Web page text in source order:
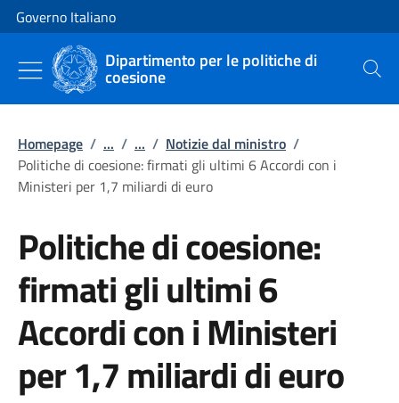
Vai al contenuto
Vai alla navigazione del sito
Governo Italiano
Dipartimento per le politiche di
coesione Cerca
Homepage / ... / ... / Notizie dal ministro /
Politiche di coesione: firmati gli ultimi 6 Accordi con i
Ministeri per 1,7 miliardi di euro
Politiche di coesione:
firmati gli ultimi 6
Accordi con i Ministeri
per 1,7 miliardi di euro